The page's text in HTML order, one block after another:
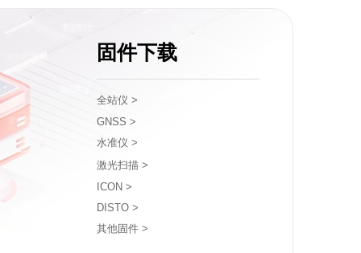
固件下载
全站仪 >
GNSS >
水准仪 >
激光扫描 >
ICON >
DISTO >
其他固件 >